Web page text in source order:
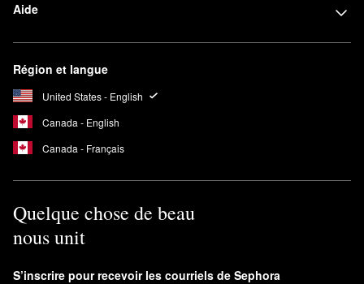
Aide
Région et langue
United States - English
Canada - English
Canada - Français
Quelque chose de beau
nous unit
S’inscrire pour recevoir les courriels de Sephora